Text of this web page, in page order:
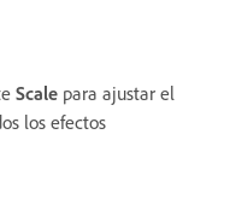
Scale para ajustar el
los efectos